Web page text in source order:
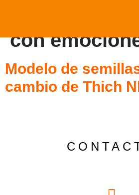
con
Modelo de
cambio de Thich